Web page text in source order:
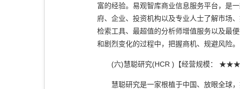
富的经验。易观智库商业信息服务平台，是
府、企业、投资机构以及专业人士了解市场
检索工具、最超值的分析师增值服务以及最
和剧烈变化的过程中，把握商机、规避风险。
(六)慧聪研究(HCR )【经营规模：
慧聪研究是一家根植于中国、放眼全球，